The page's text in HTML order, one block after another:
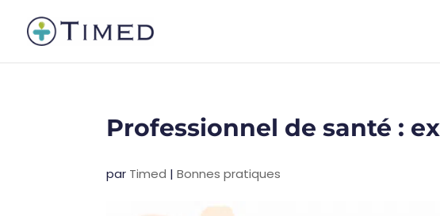
Professionnel de santé :
par Timed |Bonnes pratiques